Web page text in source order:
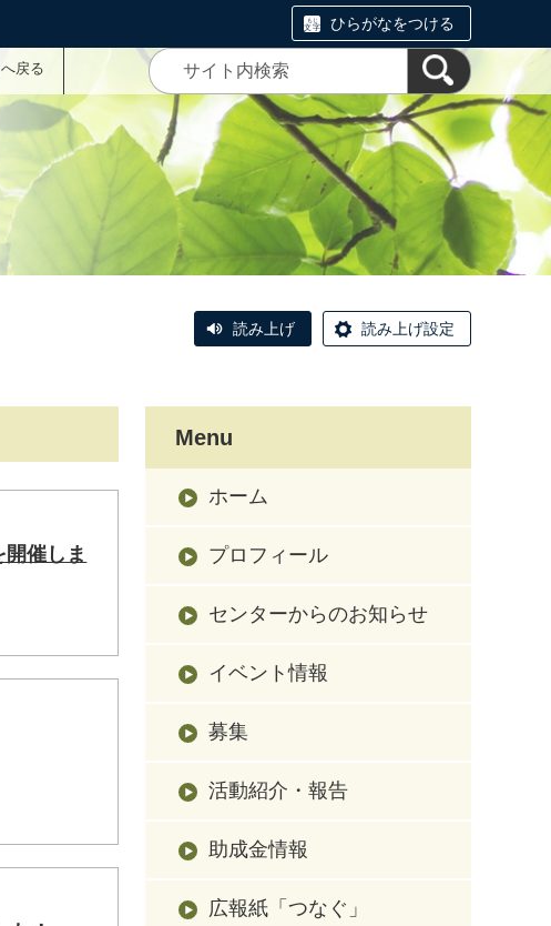
ひらがなをつける
戻る
読み上げ 読み上げ設定
催しま
Menu
ホーム
プロフィール
センターからのお知らせ
イベント情報
募集
活動紹介・報告
助成金情報
広報紙「つなぐ」